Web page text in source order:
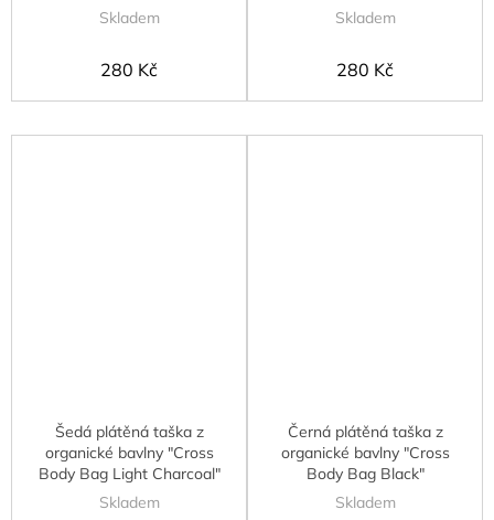
Skladem
280 Kč
Skladem
280 Kč
Šedá plátěná taška z
organické bavlny "Cross
Body Bag Light Charcoal"
Skladem
Černá plátěná taška z
organické bavlny "Cross
Body Bag Black"
Skladem